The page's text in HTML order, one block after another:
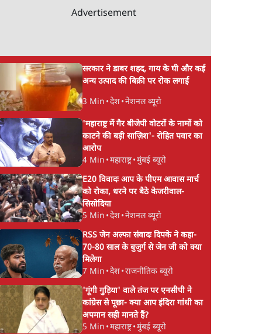
Advertisement
सरकार ने डाबर शहद, गाय के घी और कई
अन्य उत्पाद की बिक्री पर रोक लगाई
3 Min •देश•नेशनल ब्यूरो
'महाराष्ट्र में गैर बीजेपी वोटरों के नामों को
काटने की बड़ी साज़िश'- रोहित पवार का
आरोप
4 Min •महाराष्ट्र•मुंबई ब्यूरो
E20 विवादः आप के पीएम आवास मार्च
को रोका, धरने पर बैठे केजरीवाल-
सिसोदिया
5 Min •देश•नेशनल ब्यूरो
RSS जेन अल्फा संवादः दिपके ने कहा-
70-80 साल के बुजुर्ग से जेन जी को क्या
मिलेगा
7 Min •देश•राजनीतिक ब्यूरो
'गूंगी गुड़िया' वाले तंज पर एनसीपी ने
कांग्रेस से पूछा- क्या आप इंदिरा गांधी का
अपमान सही मानते हैं?
5 Min •महाराष्ट्र•मुंबई ब्यूरो